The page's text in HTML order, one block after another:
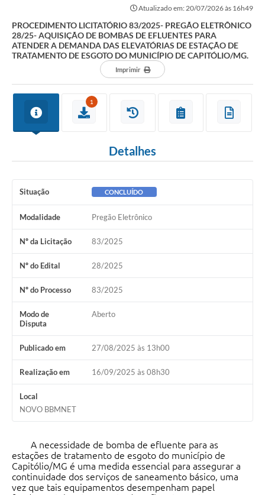
LGPD
A Nossa Cidade
A Prefeitura
Obras
FROTAS
Patrimônio Cultural
Agenda Oficial
Meio ambiente
Carta de Serviços
Acesso à Informação
Contato
Atualizado em: 20/07/2026 às 16h49
PROCEDIMENTO LICITATÓRIO 83/2025- PREGÃO ELETRÔNICO
28/25- AQUISIÇÃO DE BOMBAS DE EFLUENTES PARA
ATENDER A DEMANDA DAS ELEVATÓRIAS DE ESTAÇÃO DE
TRATAMENTO DE ESGOTO DO MUNICÍPIO DE CAPITÓLIO/MG.
Imprimir
1
Detalhes
Situação CONCLUÍDO
Modalidade Pregão Eletrônico
Nº da Licitação 83/2025
Nº do Edital 28/2025
Nº do Processo 83/2025
Modo de
Disputa
Aberto
Publicado em 27/08/2025 às 13h00
Realização em 16/09/2025 às 08h30
Local
NOVO BBMNET
A necessidade de bomba de efluente para as
estações de tratamento de esgoto do município de
Capitólio/MG é uma medida essencial para assegurar a
continuidade dos serviços de saneamento básico, uma
vez que tais equipamentos desempenham papel